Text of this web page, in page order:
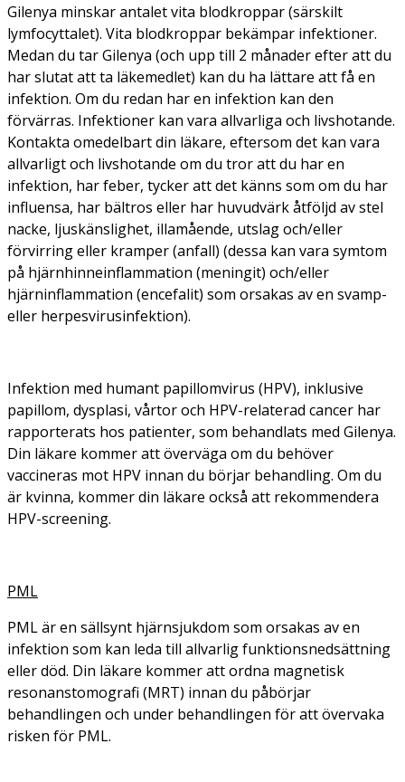
Gilenya minskar antalet vita blodkroppar (särskilt
lymfocyttalet). Vita blodkroppar bekämpar infektioner.
Medan du tar Gilenya (och upp till 2 månader efter att du
har slutat att ta läkemedlet) kan du ha lättare att få en
infektion. Om du redan har en infektion kan den
förvärras. Infektioner kan vara allvarliga och livshotande.
Kontakta omedelbart din läkare, eftersom det kan vara
allvarligt och livshotande om du tror att du har en
infektion, har feber, tycker att det känns som om du har
influensa, har bältros eller har huvudvärk åtföljd av stel
nacke, ljuskänslighet, illamående, utslag och/eller
förvirring eller kramper (anfall) (dessa kan vara symtom
på hjärnhinneinflammation (meningit) och/eller
hjärninflammation (encefalit) som orsakas av en svamp-
eller herpesvirusinfektion).
Infektion med humant papillomvirus (HPV), inklusive
papillom, dysplasi, vårtor och HPV-relaterad cancer har
rapporterats hos patienter, som behandlats med Gilenya.
Din läkare kommer att överväga om du behöver
vaccineras mot HPV innan du börjar behandling. Om du
är kvinna, kommer din läkare också att rekommendera
HPV-screening.
PML
PML är en sällsynt hjärnsjukdom som orsakas av en
infektion som kan leda till allvarlig funktionsnedsättning
eller död. Din läkare kommer att ordna magnetisk
resonanstomografi (MRT) innan du påbörjar
behandlingen och under behandlingen för att övervaka
risken för PML.